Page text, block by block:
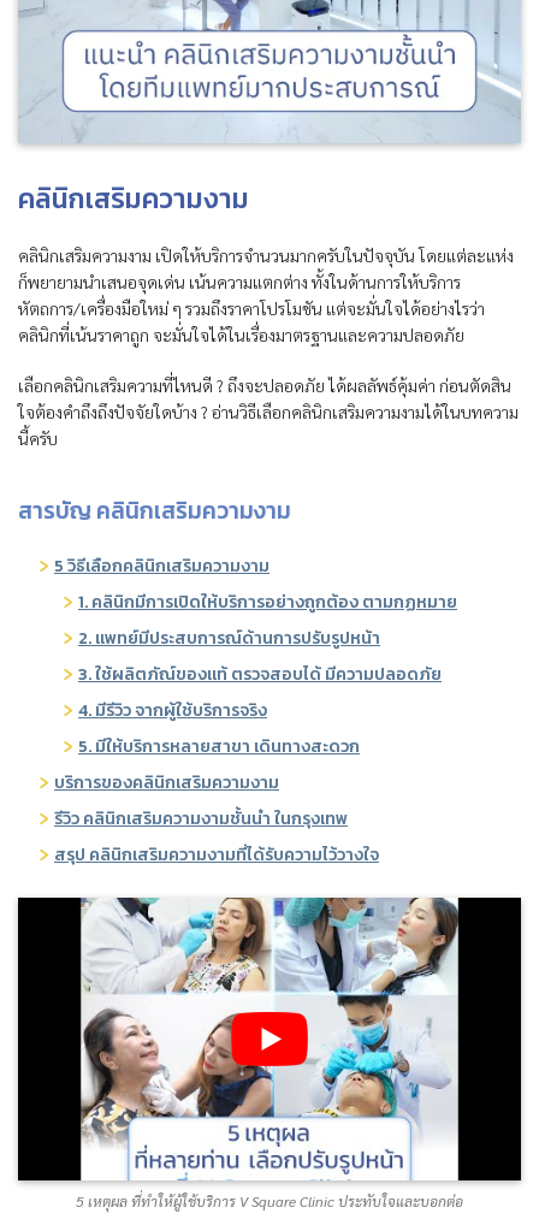
คลินิกเสริมความงาม
คลินิกเสริมความงาม เปิดให้บริการจำนวนมากครับในปัจจุบัน โดยแต่ละแห่ง
ก็พยายามนำเสนอจุดเด่น เน้นความแตกต่าง ทั้งในด้านการให้บริการ
หัตถการ/เครื่องมือใหม่ ๆ รวมถึงราคาโปรโมชัน แต่จะมั่นใจได้อย่างไรว่า
คลินิกที่เน้นราคาถูก จะมั่นใจได้ในเรื่องมาตรฐานและความปลอดภัย
เลือกคลินิกเสริมความที่ไหนดี ? ถึงจะปลอดภัย ได้ผลลัพธ์คุ้มค่า ก่อนตัดสิน
ใจต้องคำถึงถึงปัจจัยใดบ้าง ? อ่านวิธีเลือกคลินิกเสริมความงามได้ในบทความ
นี้ครับ
สารบัญ คลินิกเสริมความงาม
5 วิธีเลือกคลินิกเสริมความงาม
1. คลินิกมีการเปิดให้บริการอย่างถูกต้อง ตามกฏหมาย
2. แพทย์มีประสบการณ์ด้านการปรับรูปหน้า
3. ใช้ผลิตภัณ์ของแท้ ตรวจสอบได้ มีความปลอดภัย
4. มีรีวิว จากผู้ใช้บริการจริง
5. มีให้บริการหลายสาขา เดินทางสะดวก
บริการของคลินิกเสริมความงาม
รีวิว คลินิกเสริมความงามชั้นนำ ในกรุงเทพ
สรุป คลินิกเสริมความงามที่ได้รับความไว้วางใจ
5 เหตุผล ที่ทำให้ผู้ใช้บริการ V Square Clinic ประทับใจและบอกต่อ